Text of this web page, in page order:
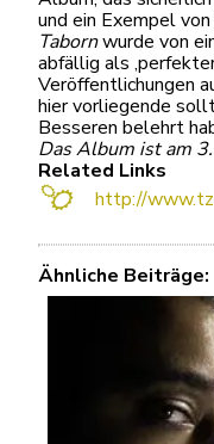
und ein Exempel
Tabornwurde von
abfällig als
Veröffentlichungen
hier vorliegende
Besseren belehrt
Das Album ist am
Related Links
http://
Ähnliche Beiträge: